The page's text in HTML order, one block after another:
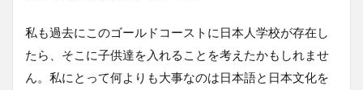
私も過去にこのゴールドコーストに日本人学校が存在し
たら、そこに子供達を入れることを考えたかもしれませ
ん。私にとって何よりも大事なのは日本語と日本文化を